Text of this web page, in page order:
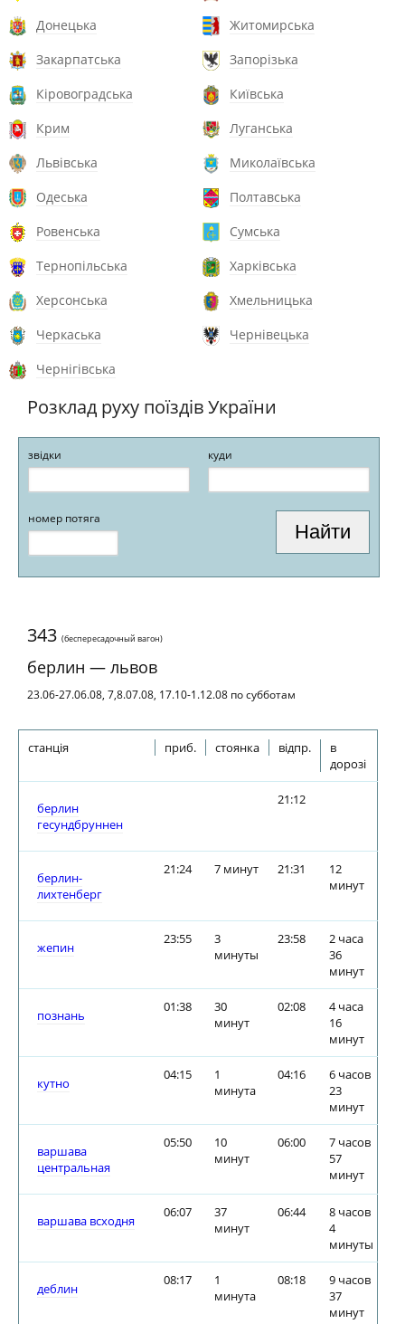
Донецька
Житомирська
Закарпатська
Запорізька
Кіровоградська
Київська
Крим
Луганська
Львівська
Миколаївська
Одеська
Полтавська
Ровенська
Сумська
Тернопільська
Харківська
Херсонська
Хмельницька
Черкаська
Чернівецька
Чернігівська
Розклад руху поїздів України
звідки куди
номер потяга
343 (беспересадочный вагон)
берлин — львов
23.06-27.06.08, 7,8.07.08, 17.10-1.12.08 по субботам
станція приб. стоянка відпр.
в
дорозі
берлин
гесундбруннен
21:12
берлин-
лихтенберг
21:24 7 минут 21:31
12
минут
жепин
23:55
3
минуты
23:58
2 часа
36
минут
познань
01:38
30
минут
02:08
4 часа
16
минут
кутно
04:15
1
минута
04:16
6 часов
23
минут
варшава
центральная
05:50
10
минут
06:00
7 часов
57
минут
варшава всходня
06:07
37
минут
06:44
8 часов
4
минуты
деблин
08:17
1
минута
08:18
9 часов
37
минут